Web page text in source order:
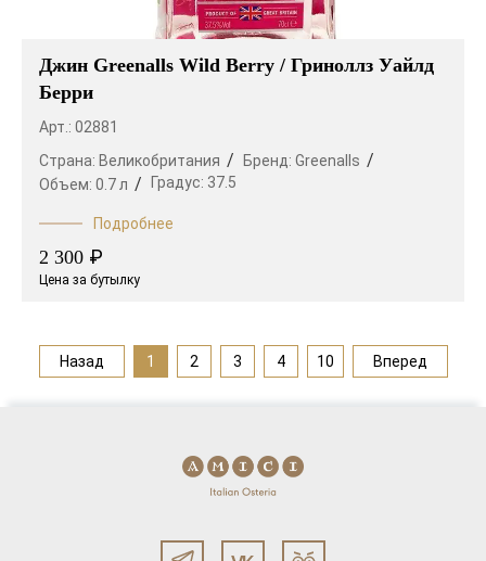
Джин Greenalls Wild Berry / Гриноллз Уайлд
Берри
Арт.: 02881
Страна: Великобритания Бренд: Greenalls
Объем: 0.7 л Градус: 37.5
Подробнее
2 300 ₽
Цена за бутылку
Назад 1 2 3 4 10 Вперед